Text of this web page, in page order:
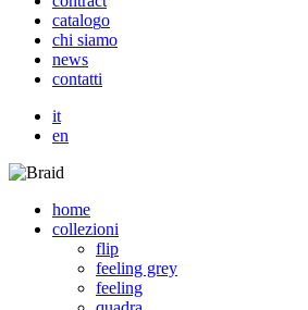
catalogo
chi siamo
news
contatti
it
en
home
collezioni
flip
feeling grey
feeling